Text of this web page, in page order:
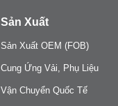
Sản Xuất
Sản Xuất OEM (FOB)
Cung Ứng Vải, Phụ Liệu
Vận Chuyển Quốc Tế